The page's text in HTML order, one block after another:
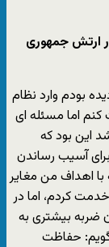
ارتش جمهوری
بودم وارد نظام
اما مسئله ای
این بود که
آسیب رساندن
اهداف من مغایر
۱۵ سال در نظام خدمت کردم، اما در
ضربه بیشتری به
حفاظت